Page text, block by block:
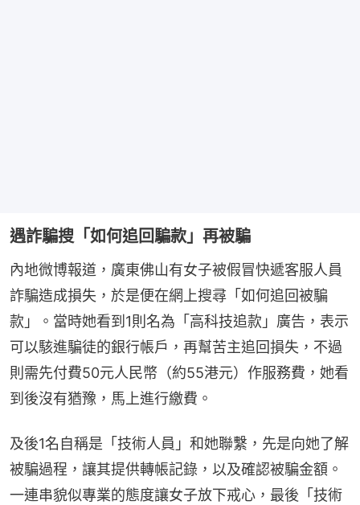
遇詐騙搜「如何追回騙款」再被騙
內地微博報道，廣東佛山有女子被假冒快遞客服人員
詐騙造成損失，於是便在網上搜尋「如何追回被騙
款」。當時她看到1則名為「高科技追款」廣告，表示
可以駭進騙徒的銀行帳戶，再幫苦主追回損失，不過
則需先付費50元人民幣（約55港元）作服務費，她看
到後沒有猶豫，馬上進行繳費。
及後1名自稱是「技術人員」和她聯繫，先是向她了解
被騙過程，讓其提供轉帳記錄，以及確認被騙金額。
一連串貌似專業的態度讓女子放下戒心，最後「技術